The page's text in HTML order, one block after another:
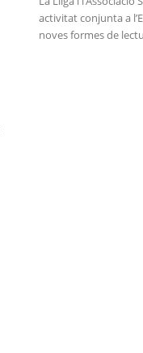
activitat conjunta a
noves formes de